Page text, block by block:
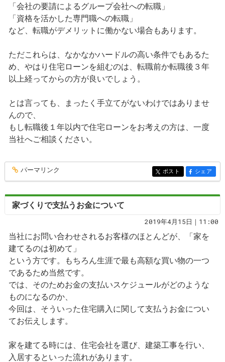
「会社の要請によるグループ会社への転職」
「資格を活かした専門職への転職」
など、転職がデメリットに働かない場合もあります。
ただこれらは、なかなかハードルの高い条件でもあるた
め、やはり住宅ローンを組むのは、転職前か転職後３年
以上経ってからの方が良いでしょう。
とは言っても、まったく手立てがないわけではありませ
んので、
もし転職後１年以内で住宅ローンをお考えの方は、一度
当社へご相談ください。
entry136
パーマリンク entry136
ポスト entry136
シェア
家づくりで支払うお金について
2019年4月15日｜11:00
当社にお問い合わせされるお客様のほとんどが、「家を
建てるのは初めて」
という方です。もちろん生涯で最も高額な買い物の一つ
であるため当然です。
では、そのためお金の支払いスケジュールがどのような
ものになるのか、
今回は、そういった住宅購入に関して支払うお金につい
てお伝えします。
家を建てる時には、住宅会社を選び、建築工事を行い、
入居するといった流れがあります。